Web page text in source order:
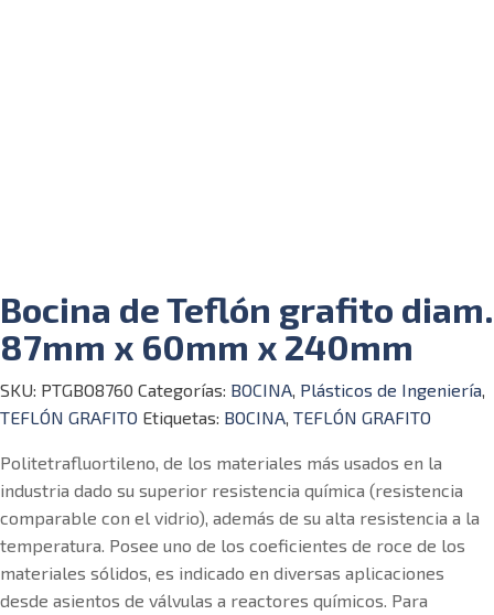
Bocina de Teflón grafito diam.
87mm x 60mm x 240mm
SKU: PTGBO8760 Categorías: BOCINA, Plásticos de Ingeniería,
TEFLÓN GRAFITO Etiquetas: BOCINA, TEFLÓN GRAFITO
Politetrafluortileno, de los materiales más usados en la
industria dado su superior resistencia química (resistencia
comparable con el vidrio), además de su alta resistencia a la
temperatura. Posee uno de los coeficientes de roce de los
materiales sólidos, es indicado en diversas aplicaciones
desde asientos de válvulas a reactores químicos. Para